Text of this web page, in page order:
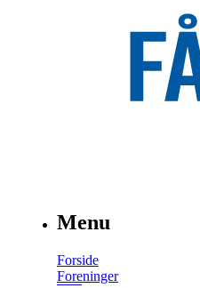
Menu
Forside
Foreninger